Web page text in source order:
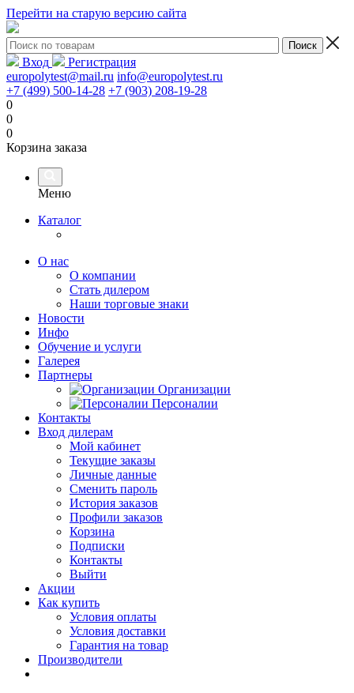
Перейти на старую версию сайта
Вход
Регистрация
europolytest@mail.ru info@europolytest.ru
+7 (499) 500-14-28 +7 (903) 208-19-28
0
0
0
Корзина заказа
Меню
Каталог
О нас
О компании
Стать дилером
Наши торговые знаки
Новости
Инфо
Обучение и услуги
Галерея
Партнеры
Организации
Персоналии
Контакты
Вход дилерам
Мой кабинет
Текущие заказы
Личные данные
Сменить пароль
История заказов
Профили заказов
Корзина
Подписки
Контакты
Выйти
Акции
Как купить
Условия оплаты
Условия доставки
Гарантия на товар
Производители